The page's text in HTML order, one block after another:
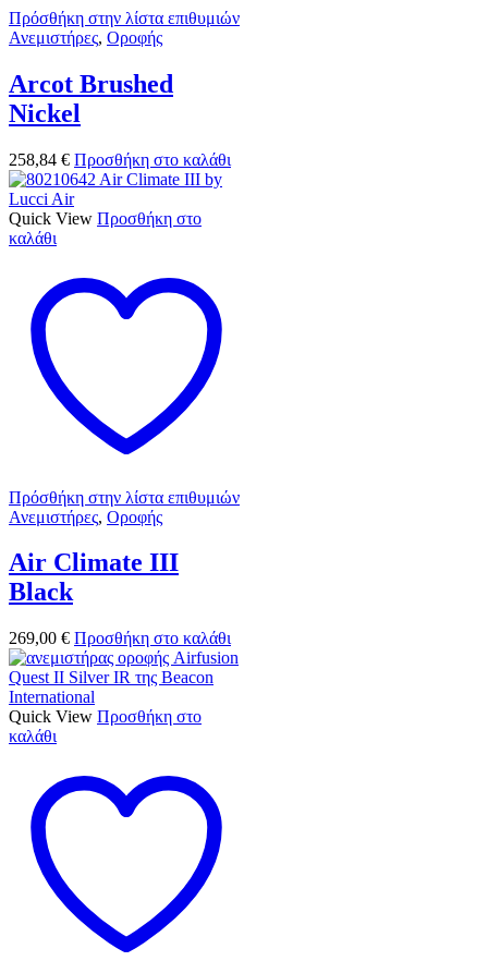
Πρόσθήκη στην λίστα επιθυμιών
Ανεμιστήρες, Οροφής
Arcot Brushed
Nickel
258,84 € Προσθήκη στο καλάθι
Quick View Προσθήκη στο
καλάθι
Πρόσθήκη στην λίστα επιθυμιών
Ανεμιστήρες, Οροφής
Air Climate III
Black
269,00 € Προσθήκη στο καλάθι
Quick View Προσθήκη στο
καλάθι